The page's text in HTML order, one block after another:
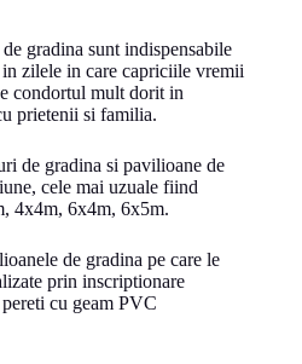
gradina sunt indispensabile
zilele in care capriciile vremii
condortul mult dorit in
prietenii si familia.
de gradina si pavilioane de
cele mai uzuale fiind
4x4m, 6x4m, 6x5m.
de gradina pe care le
prin inscriptionare
cu geam PVC